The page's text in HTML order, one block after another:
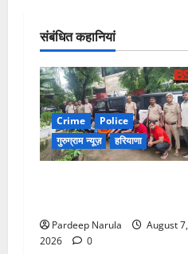
संबंधित कहानियां
Crime
Police
गुरुग्राम न्यूज़
हरियाणा
Pardeep Narula
August 7,
2026
0